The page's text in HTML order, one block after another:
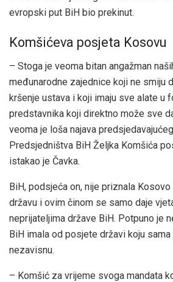
evropski put BiH bio prekinut.
Komšićeva posjeta Kosovu
– Stoga je veoma bitan angažman
međunarodne zajednice koji ne smiju
kršenje ustava i koji imaju sve alate u
predstavnika koji direktno može sve
veoma je loša najava
Predsjedništva BiH Željka Komšića
istakao je Čavka.
BiH, podsjeća on, nije priznala
državu i ovim činom se samo daje
neprijateljima države BiH. Potpuno je
BiH imala od posjete državi koju
nezavisnu.
– Komšić za vrijeme svoga mandata